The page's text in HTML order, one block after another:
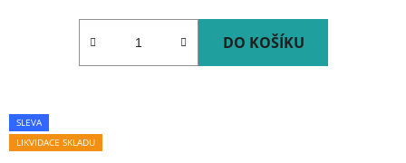
DO KOŠÍKU
SLEVA
LIKVIDACE SKLADU